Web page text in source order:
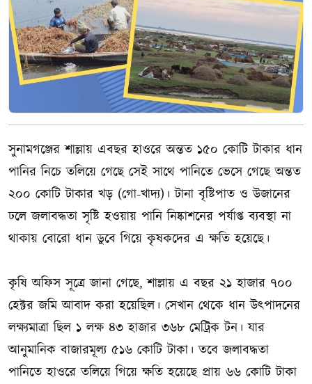
সুনামগঞ্জের শাল্লায় এবছর হাওরে অন্তত ১৫০ কোটি টাকার ধান
পানির নিচে তলিয়ে গেছে সেই সাথে পানিতে ভেসে গেছে অন্তত
২০০ কোটি টাকার খড় (গো-খাদ্য)। টানা বৃষ্টিপাত ও উজানের
ঢলে জলাবদ্ধতা সৃষ্টি হওয়ায় পানি নিষ্কাশনের পর্যাপ্ত ব্যবস্থা না
থাকায় বোরো ধান ডুবে গিয়ে কৃষকদের এ ক্ষতি হয়েছে।
কৃষি অফিস সূত্রে জানা গেছে, শাল্লায় এ বছর ২১ হাজার ৭০০
হেক্টর জমি আবাদ করা হয়েছিল। সেখান থেকে ধান উৎপাদনের
লক্ষ্যমাত্রা ছিল ১ লক্ষ ৪৩ হাজার ৩৬৮ মেট্রিক টন। যার
আনুমানিক বাজারমূল্য ৫১৬ কোটি টাকা। তবে জলাবদ্ধতা
পানিতে হাওরে তলিয়ে গিয়ে ক্ষতি হয়েছে প্রায় ৬৬ কোটি টাকা